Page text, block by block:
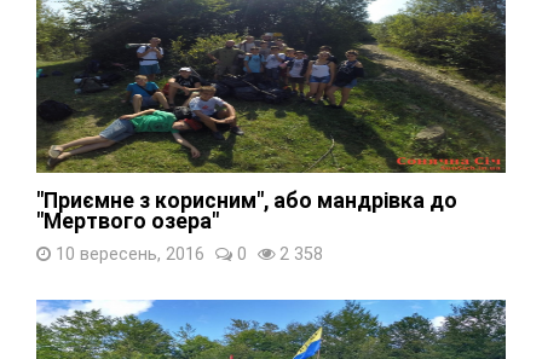
"Приємне з корисним", або мандрівка до
"Мертвого озера"
10 вересень, 2016 0 2 358